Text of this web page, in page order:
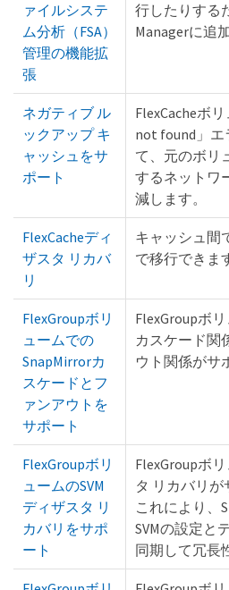
ァイルシステ
ム分析（FSA）
管理の機能拡
張
行したりする
Managerに追
ネガティブ ル
ックアップ キ
ャッシュをサ
ポート
FlexCacheボ
not found」エ
て、元のボリ
するネットワ
減します。
FlexCacheディ
ザスタ リカバ
リ
キャッシュ間
で移行できま
FlexGroupボリ
ュームでの
SnapMirrorカ
スケードとフ
ァンアウトを
サポート
FlexGroupボ
カスケード関
ウト関係がサ
FlexGroupボリ
ュームのSVM
ディザスタ リ
カバリをサポ
ート
FlexGroupボ
タ リカバリが
これにより、
SVMの設定と
同期して冗長